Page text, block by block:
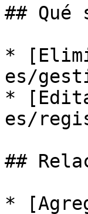
## Qué
*
es/
*
es/
##
*